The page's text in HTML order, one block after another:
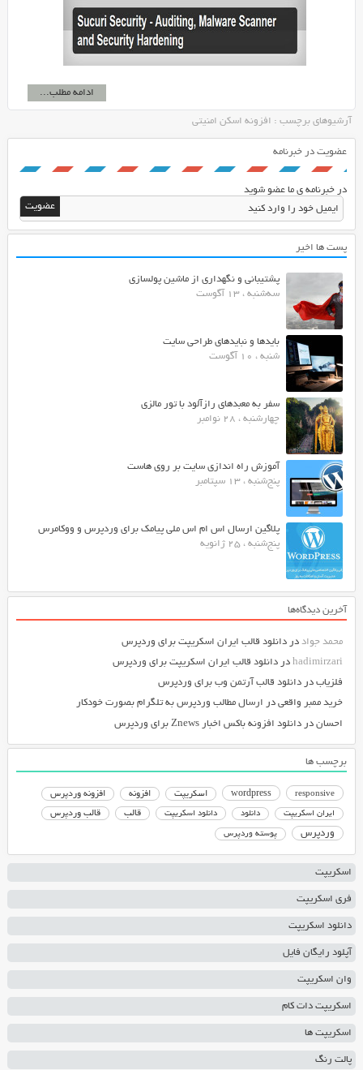
ادامه مطلب...
آرشیوهای برچسب : افزونه اسکن امنیتی
عضویت در خبرنامه
در خبرنامه ی ما عضو شوید
پست ها اخیر
پشتیبانی و نگهداری از ماشین پولسازی
سه‌شنبه ، 13 آگوست
بایدها و نبایدهای طراحی سایت
شنبه ، 10 آگوست
سفر به معبدهای رازآلود با تور مالزی
چهارشنبه ، 28 نوامبر
آموزش راه اندازی سایت بر روی هاست
پنج‌شنبه ، 13 سپتامبر
پلاگین ارسال اس ام اس ملی پیامک برای وردپرس و ووکامرس
پنج‌شنبه ، 25 ژانویه
آخرین دیدگاه‌ها
محمد جواددر دانلود قالب ایران اسکریپت برای وردپرس
hadimirzariدر دانلود قالب ایران اسکریپت برای وردپرس
فلزیابدر دانلود قالب آرتمن وب برای وردپرس
خرید ممبر واقعیدر ارسال مطالب وردپرس به تلگرام بصورت خودکار
احساندر دانلود افزونه باکس اخبار Znews برای وردپرس
برچسب ها
responsive
wordpress اسکریپت افزونه افزونه وردپرس
ایران اسکریپت دانلود دانلود اسکریپت قالب قالب وردپرس
وردپرس پوسته وردپرس
اسکریپت
فری اسکریپت
دانلود اسکریپت
آپلود رایگان فایل
وان اسکریپت
اسکریپت دات کام
اسکریپت ها
پالت رنگ